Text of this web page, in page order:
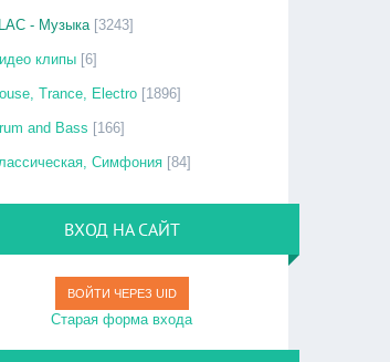
- Музыка [3243]
клипы [6]
Trance, Electro [1896]
and Bass [166]
Симфония [84]
ВХОД НА САЙТ
ВОЙТИ ЧЕРЕЗ UID
Старая форма входа